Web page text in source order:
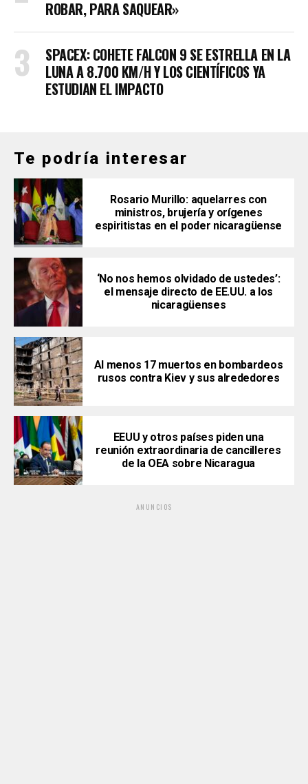
ROBAR, PARA SAQUEAR»
SPACEX: COHETE FALCON 9 SE ESTRELLA EN LA
LUNA A 8.700 KM/H Y LOS CIENTÍFICOS YA
ESTUDIAN EL IMPACTO
Te podría interesar
Rosario Murillo: aquelarres con
ministros, brujería y orígenes
espiritistas en el poder nicaragüense
‘No nos hemos olvidado de ustedes’:
el mensaje directo de EE.UU. a los
nicaragüenses
Al menos 17 muertos en bombardeos
rusos contra Kiev y sus alrededores
EEUU y otros países piden una
reunión extraordinaria de cancilleres
de la OEA sobre Nicaragua
ANUNCIOS